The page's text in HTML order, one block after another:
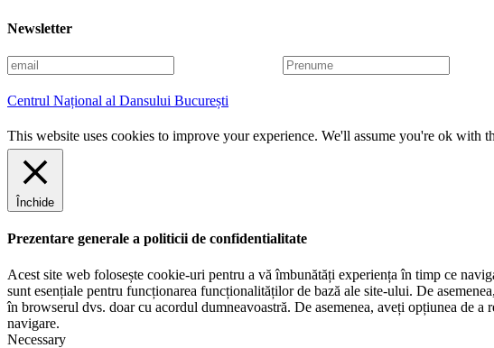
Newsletter
E
m
a
i
l
P
r
u
m
Centrul Național al Dansului București
This website uses cookies to improve your experience. We'll assume you're ok with
Închide
Prezentare generale a politicii de confidentialitate
Acest site web folosește cookie-uri pentru a vă îmbunătăți experiența în timp ce
sunt esențiale pentru funcționarea funcționalităților de bază ale site-ului. De
în browserul dvs. doar cu acordul dumneavoastră. De asemenea, aveți opțiunea de
navigare.
Necessary